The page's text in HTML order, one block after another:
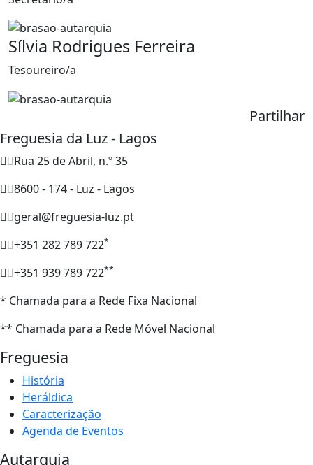
Sílvia Rodrigues Ferreira
Tesoureiro/a
Partilhar
Freguesia da Luz - Lagos
Rua 25 de Abril, n.º 35
8600 - 174 - Luz - Lagos
geral@freguesia-luz.pt
+351 282 789 722*
+351 939 789 722**
* Chamada para a Rede Fixa Nacional
** Chamada para a Rede Móvel Nacional
Freguesia
História
Heráldica
Caracterização
Agenda de Eventos
Autarquia